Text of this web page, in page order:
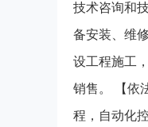
技术咨询和
备安装、维
设工程施工
销售。 【依
程，自动化